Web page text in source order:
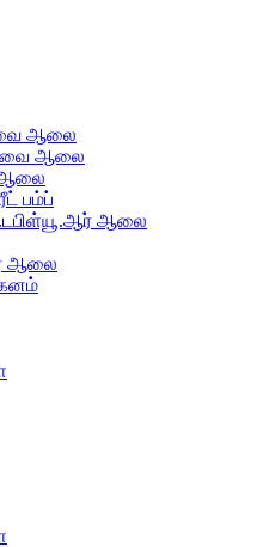
ஆலை
ஆலை
பம்ப்
ஆலை
ஆலை